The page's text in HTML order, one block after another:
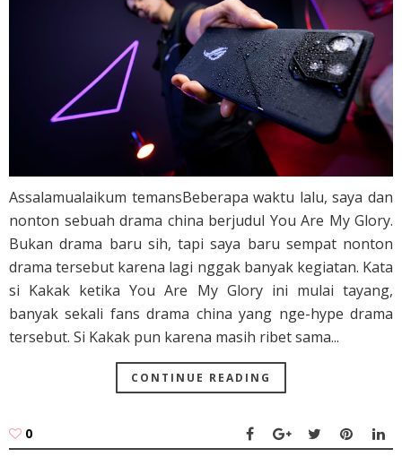
Assalamualaikum temansBeberapa waktu lalu, saya dan
nonton sebuah drama china berjudul You Are My Glory.
Bukan drama baru sih, tapi saya baru sempat nonton
drama tersebut karena lagi nggak banyak kegiatan. Kata
si Kakak ketika You Are My Glory ini mulai tayang,
banyak sekali fans drama china yang nge-hype drama
tersebut. Si Kakak pun karena masih ribet sama...
CONTINUE READING
0